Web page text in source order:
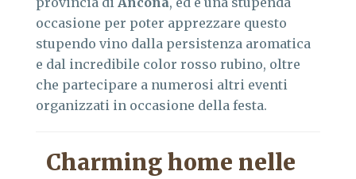
occasione per poter apprezzare questo
stupendo vino dalla persistenza aromatica
e dal incredibile color rosso rubino, oltre
che partecipare a numerosi altri eventi
organizzati in occasione della festa.
Charming home nelle